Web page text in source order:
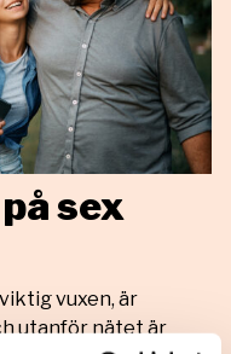
sex
vuxen, är
utanför nätet är